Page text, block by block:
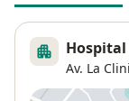
Hospital
Av. La